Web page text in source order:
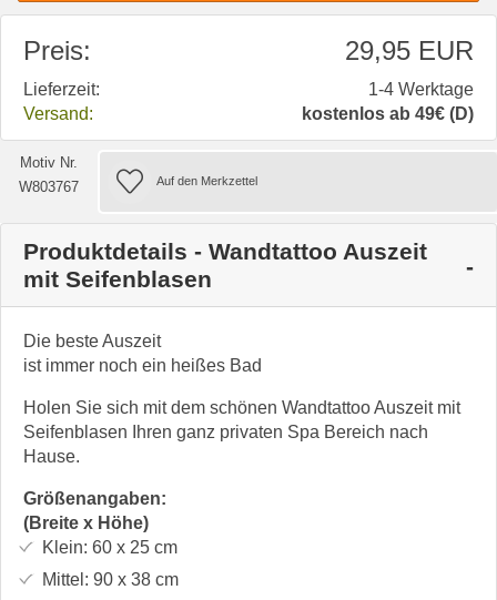
Preis: 29,95 EUR
Lieferzeit:
1-4 Werktage
Versand:
kostenlos ab 49€ (D)
Motiv Nr.
W803767
Produktdetails - Wandtattoo Auszeit
mit Seifenblasen
Die beste Auszeit
ist immer noch ein heißes Bad
Holen Sie sich mit dem schönen Wandtattoo Auszeit mit
Seifenblasen Ihren ganz privaten Spa Bereich nach
Hause.
Größenangaben:
(Breite x Höhe)
Klein: 60 x 25cm
Mittel: 90 x 38cm